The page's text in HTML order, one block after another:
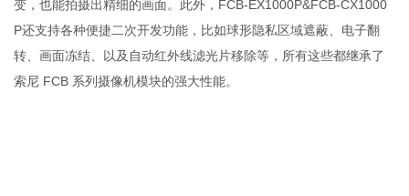
变，也能拍摄出精细的画面。此外，FCB-EX1000P&FCB-CX1000
P还支持各种便捷二次开发功能，比如球形隐私区域遮蔽、电子翻
转、画面冻结、以及自动红外线滤光片移除等，所有这些都继承了
索尼 FCB 系列摄像机模块的强大性能。